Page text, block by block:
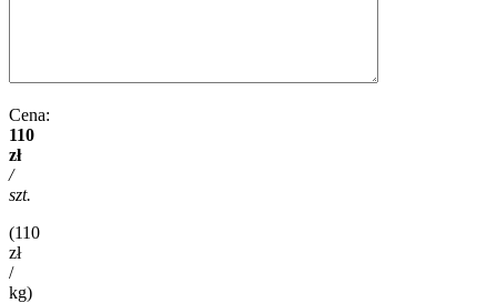
Cena:
110
zł
/
szt.
(110
zł
/
kg)